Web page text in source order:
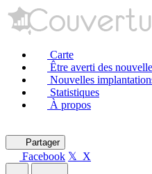
Carte
Être averti des
Nouvelles
Statistiques
À propos
Partager
Facebook 𝕏 X